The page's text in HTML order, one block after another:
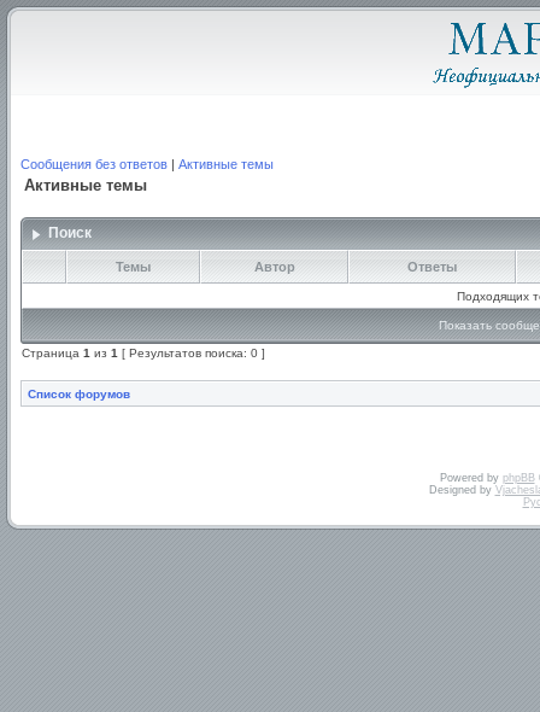
Сообщения без ответов | Активные темы
Активные темы
Поиск
Темы Автор Ответы
Подходящих
Показать
Страница 1 из 1 [ Результатов поиска: 0 ]
Список форумов
Powered by phpBB
Designed by